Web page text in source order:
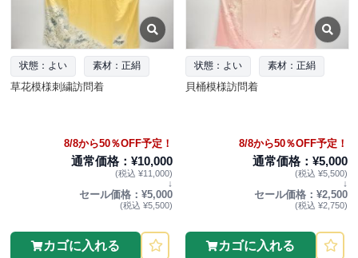
状態：よい 素材：正絹
草花模様刺繍訪問着
8/8から50％OFF予定！
通常価格：¥10,000
(税込 ¥11,000)
↓
セール価格：¥5,000
(税込 ¥5,500)
カゴに入れる
状態：よい 素材：正絹
貝桶模様訪問着
8/8から50％OFF予定！
通常価格：¥5,000
(税込 ¥5,500)
↓
セール価格：¥2,500
(税込 ¥2,750)
カゴに入れる